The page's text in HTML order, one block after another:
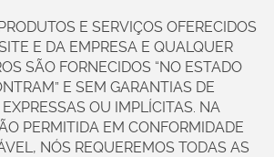
E SERVIÇOS OFERECIDOS
E DA EMPRESA E QUALQUER
SÃO FORNECIDOS “NO ESTADO
E SEM GARANTIAS DE
OU IMPLÍCITAS. NA
PERMITIDA EM CONFORMIDADE
NÓS REQUEREMOS TODAS AS